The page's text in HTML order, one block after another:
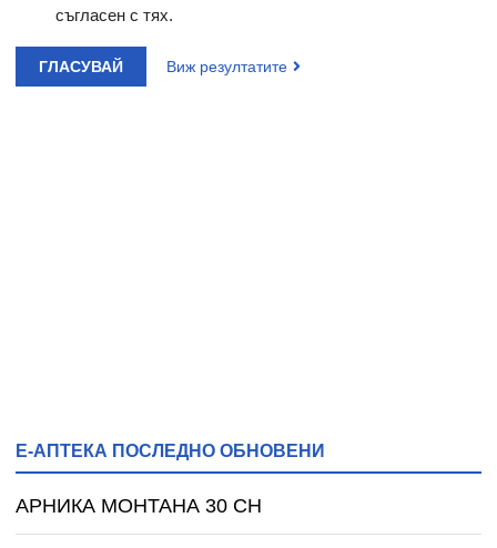
съгласен с тях.
ГЛАСУВАЙ Виж резултатите
Е-АПТЕКА ПОСЛЕДНО ОБНОВЕНИ
АРНИКА МОНТАНА 30 CH